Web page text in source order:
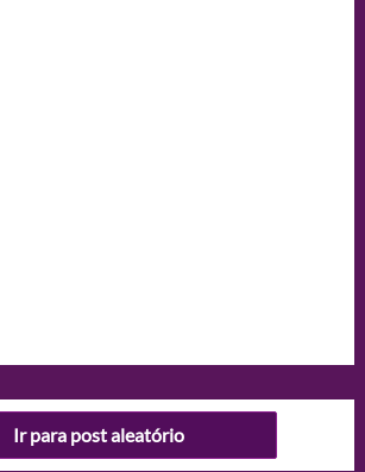
Ir para post aleatório